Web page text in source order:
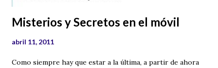
Misterios y Secretos en el móvil
abril 11, 2011
Como siempre hay que estar a la última, a partir de ahora